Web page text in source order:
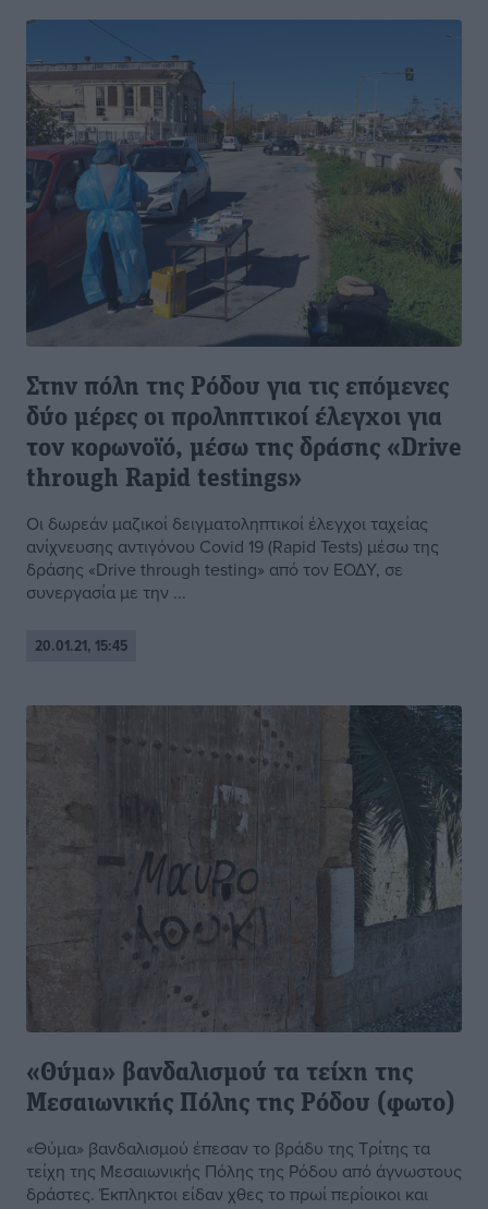
Στην πόλη της Ρόδου για τις επόμενες
δύο μέρες οι προληπτικοί έλεγχοι για
τον κορωνοϊό, μέσω της δράσης «Drive
through Rapid testings»
Οι δωρεάν μαζικοί δειγματοληπτικοί έλεγχοι ταχείας
ανίχνευσης αντιγόνου Covid 19 (Rapid Tests) μέσω της
δράσης «Drive through testing» από τον ΕΟΔΥ, σε
συνεργασία με την ...
20.01.21, 15:45
«Θύμα» βανδαλισμού τα τείχη της
Μεσαιωνικής Πόλης της Ρόδου (φωτο)
«Θύμα» βανδαλισμού έπεσαν το βράδυ της Τρίτης τα
τείχη της Μεσαιωνικής Πόλης της Ρόδου από άγνωστους
δράστες. Έκπληκτοι είδαν χθες το πρωί περίοικοι και